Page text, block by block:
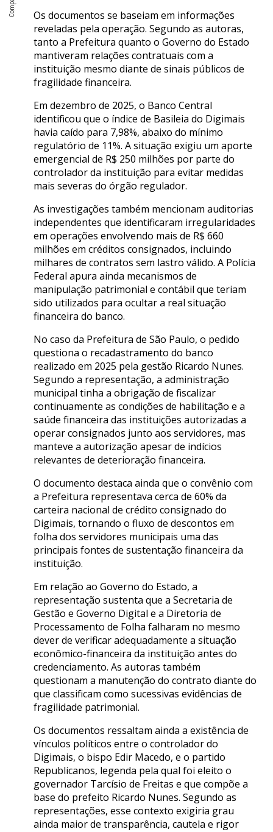
Os documentos se baseiam em informações
reveladas pela operação. Segundo as autoras,
tanto a Prefeitura quanto o Governo do Estado
mantiveram relações contratuais com a
instituição mesmo diante de sinais públicos de
fragilidade financeira.
Em dezembro de 2025, o Banco Central
identificou que o índice de Basileia do Digimais
havia caído para 7,98%, abaixo do mínimo
regulatório de 11%. A situação exigiu um aporte
emergencial de R$ 250 milhões por parte do
controlador da instituição para evitar medidas
mais severas do órgão regulador.
As investigações também mencionam auditorias
independentes que identificaram irregularidades
em operações envolvendo mais de R$ 660
milhões em créditos consignados, incluindo
milhares de contratos sem lastro válido. A Polícia
Federal apura ainda mecanismos de
manipulação patrimonial e contábil que teriam
sido utilizados para ocultar a real situação
financeira do banco.
No caso da Prefeitura de São Paulo, o pedido
questiona o recadastramento do banco
realizado em 2025 pela gestão Ricardo Nunes.
Segundo a representação, a administração
municipal tinha a obrigação de fiscalizar
continuamente as condições de habilitação e a
saúde financeira das instituições autorizadas a
operar consignados junto aos servidores, mas
manteve a autorização apesar de indícios
relevantes de deterioração financeira.
O documento destaca ainda que o convênio com
a Prefeitura representava cerca de 60% da
carteira nacional de crédito consignado do
Digimais, tornando o fluxo de descontos em
folha dos servidores municipais uma das
principais fontes de sustentação financeira da
instituição.
Em relação ao Governo do Estado, a
representação sustenta que a Secretaria de
Gestão e Governo Digital e a Diretoria de
Processamento de Folha falharam no mesmo
dever de verificar adequadamente a situação
econômico-financeira da instituição antes do
credenciamento. As autoras também
questionam a manutenção do contrato diante do
que classificam como sucessivas evidências de
fragilidade patrimonial.
Os documentos ressaltam ainda a existência de
vínculos políticos entre o controlador do
Digimais, o bispo Edir Macedo, e o partido
Republicanos, legenda pela qual foi eleito o
governador Tarcísio de Freitas e que compõe a
base do prefeito Ricardo Nunes. Segundo as
representações, esse contexto exigiria grau
ainda maior de transparência, cautela e rigor